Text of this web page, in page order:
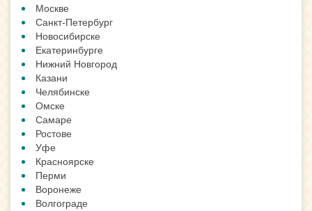
Москве
Санкт-Петербург
Новосибирске
Екатеринбурге
Нижний Новгород
Казани
Челябинске
Омске
Самаре
Ростове
Уфе
Красноярске
Перми
Воронеже
Волгограде